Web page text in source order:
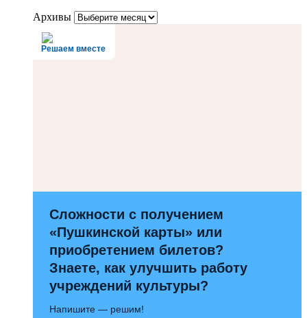
Архивы
Решаем вместе
Сложности с получением
«Пушкинской карты» или
приобретением билетов?
Знаете, как улучшить работу
учреждений культуры?
Напишите — решим!